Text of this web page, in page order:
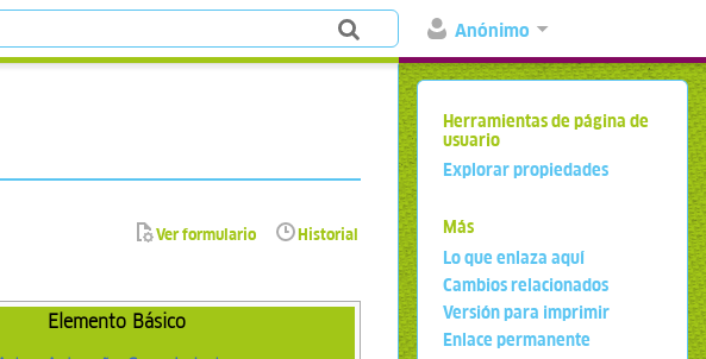
Anónimo
Ver formulario Historial
Elemento Básico
Herramientas de página de
usuario
Explorar propiedades
Más
Lo que enlaza aquí
Cambios relacionados
Versión para imprimir
Enlace permanente